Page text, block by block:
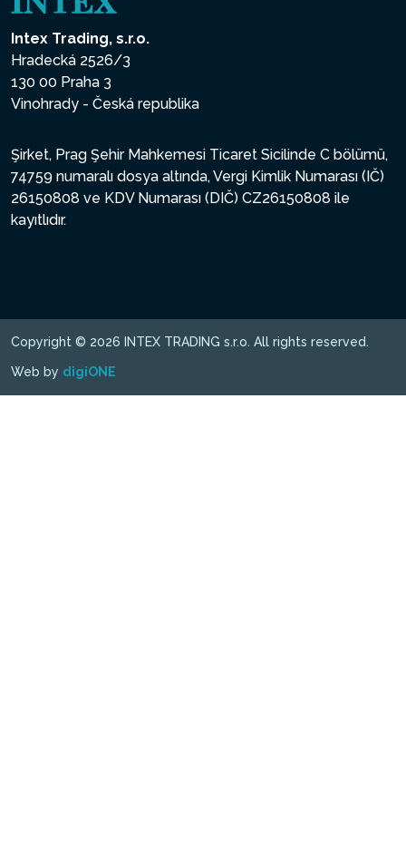
Intex Trading, s.r.o.
Hradecká 2526/3
130 00 Praha 3
Vinohrady - Česká republika
Şirket, Prag Şehir Mahkemesi Ticaret Sicilinde C bölümü,
74759 numaralı dosya altında, Vergi Kimlik Numarası (IČ)
26150808 ve KDV Numarası (DIČ) CZ26150808 ile
kayıtlıdır.
Copyright © 2026 INTEX TRADING s.r.o. All rights reserved.
Web by digiONE